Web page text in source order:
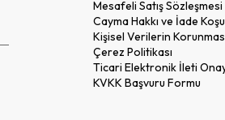
Mesafeli Satış Sözleşmesi
Cayma Hakkı ve İade
Kişisel Verilerin
Çerez Politikası
Ticari Elektronik İleti
KVKK Başvuru Formu